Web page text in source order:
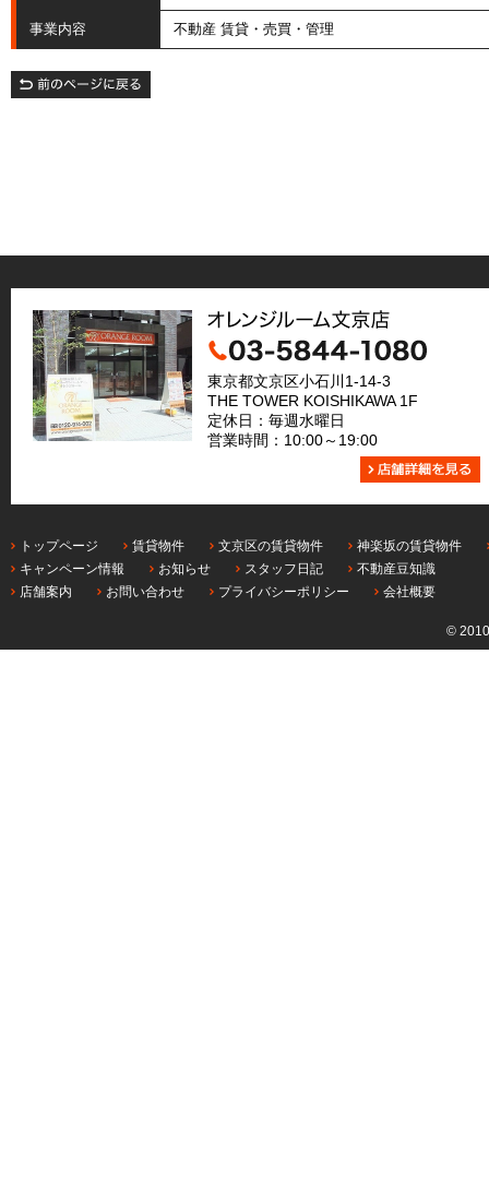
事業内容 不動産 賃貸・売買・管理
東京都文京区小石川1-14-3
THE TOWER KOISHIKAWA 1F
定休日：毎週水曜日
営業時間：10:00～19:00
トップページ 賃貸物件 文京区の賃貸物件
神楽坂の賃貸物件
キャンペーン情報
お知らせ スタッフ日記
不動産豆知識
店舗案内
お問い合わせ プライバシーポリシー 会社概要
©